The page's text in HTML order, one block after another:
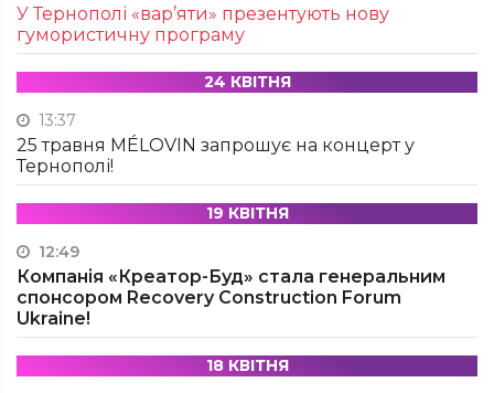
У Тернополі «вар’яти» презентують нову
гумористичну програму
24 КВІТНЯ
13:37
25 травня MÉLOVIN запрошує на концерт у
Тернополі!
19 КВІТНЯ
12:49
Компанія «Креатор-Буд» стала генеральним
спонсором Recovery Construction Forum
Ukraine!
18 КВІТНЯ